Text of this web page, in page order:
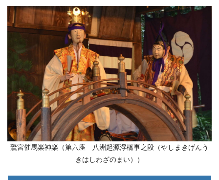
鷲宮催馬楽神楽（第六座 八洲起源浮橋事之段（やしまきげんう
きはしわざのまい））